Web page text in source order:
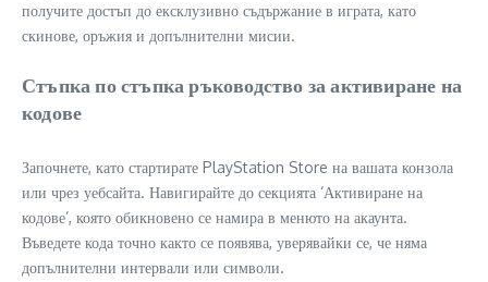
получите достъп до ексклузивно съдържание в играта, като
скинове, оръжия и допълнителни мисии.
Стъпка по стъпка ръководство за активиране на
кодове
Започнете, като стартирате PlayStation Store на вашата конзола
или чрез уебсайта. Навигирайте до секцията ‘Активиране на
кодове’, която обикновено се намира в менюто на акаунта.
Въведете кода точно както се появява, уверявайки се, че няма
допълнителни интервали или символи.